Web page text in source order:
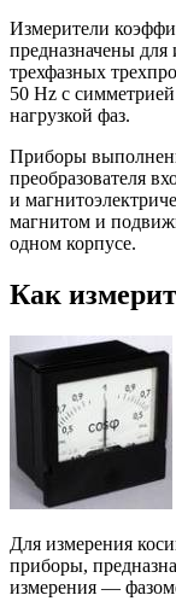
Измерители
предназначены
трехфазных
50 Hz с
нагрузкой фаз.
Приборы
преобразователя
и
магнитом и
одном корпусе.
Как
Для измерения
приборы,
измерения —